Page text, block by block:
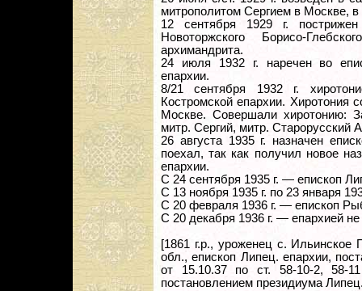
митрополитом Сергием в Москве,
12 сентября 1929 г.
Новоторжского Борисо-
архимандрита.
24 июля 1932 г. наречен во
епархии.
8/21 сентября 1932 г.
Костромской епархии. Хиротония
Москве. Совершали хиротонию:
митр. Сергий, митр. Старорусский
26 августа 1935 г. назначен
поехал, так как получил новое
епархии.
С 24 сентября 1935 г. — епископ
С 13 ноября 1935 г. по 23 января
С 20 февраля 1936 г. — епископ
С 20 декабря 1936 г. — епархией
[1861 г.р., уроженец с. Ильинское
обл., епископ Липец. епархии,
от 15.10.37 по ст. 58-10-2, 58-11
постановлением президиума